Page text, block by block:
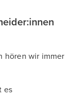
hören wir immer
es